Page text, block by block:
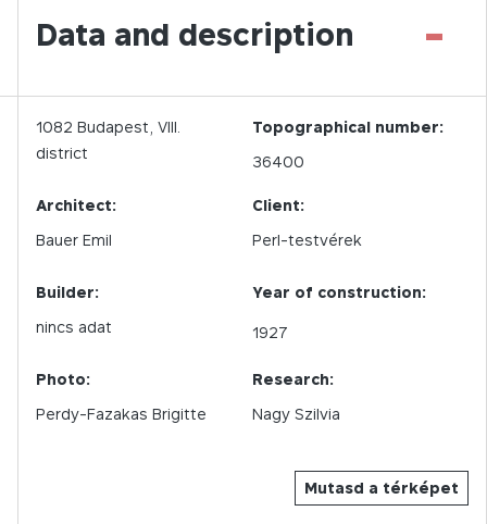
Data and description -
Mutasd a térképet
1082 Budapest, VIII.
district
Topographical number:
36400
Architect:
Bauer Emil
Client:
Perl-testvérek
Builder:
nincs adat
Year of construction:
1927
Photo:
Perdy-Fazakas Brigitte
Research:
Nagy Szilvia